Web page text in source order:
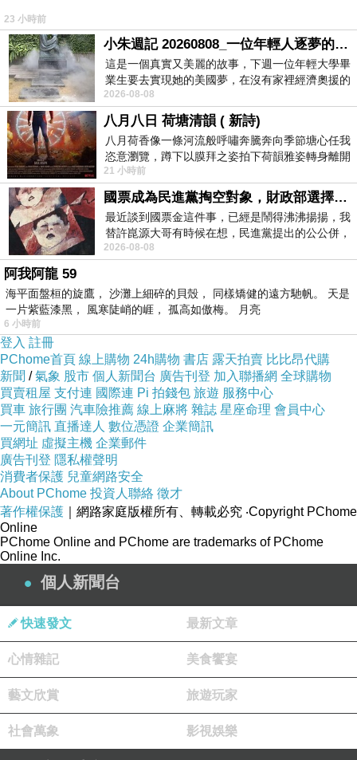
23 小時前
小朱週記 20260808_一位年輕人逐夢的真實故事
這是一個真實又美麗的故事，下週一位年輕大學畢
業生要去實現她的美國夢，在沒有家裡經濟奧援的
情況下，靠著自我努力工作累積出國基
2026-08-08
八月八日 荷塘清韻 ( 新詩)
八月荷香像一條河流般呼嘯奔騰奔向季節塘心任我
恣意瀏覽，蹲下以膜拜之姿拍下荷韻雅姿轉身離開
時我把美麗的遐想掛在亭亭葉柄上盼望
21 小時前
國票成為民進黨掏空對象，財政部選擇性失憶
最近談到國票金這件事，已經是鬧得沸沸揚揚，我
替許崑源大哥有時候在想，民進黨提出的公公併，
其實就是想要國庫通黨庫，鬧出最大的醜
2026-08-08
阿我阿龍 59
海平面盤桓的旋鷹， 沙灘上細碎的貝殼， 同樣矯健的遠方馳帆。 天是
一片紫藍漆黑， 風寒陡峭的崕， 孤高如傲梅。 月亮
6 小時前
登入 註冊
PChome首頁 線上購物 24h購物 書店 露天拍賣 比比昂代購
新聞 /氣象 股市 個人新聞台 廣告刊登 加入聯播網 全球購物
買賣租屋 支付連 國際連 Pi 拍錢包 旅遊 服務中心
買車 旅行團 汽車險推薦 線上麻將 雜誌 星座命理 會員中心
一元簡訊 直播達人 數位憑證 企業簡訊
買網址 虛擬主機 企業郵件
廣告刊登 隱私權聲明
消費者保護 兒童網路安全
About PChome 投資人聯絡 徵才
著作權保護 ｜網路家庭版權所有、轉載必究 ‧Copyright PChome
Online
PChome Online and PChome are trademarks of PChome
Online Inc.
個人新聞台
快速發文 最新文章
心情雜記 美食饗宴
藝文欣賞 旅遊玩家
社會萬象 影視娛樂